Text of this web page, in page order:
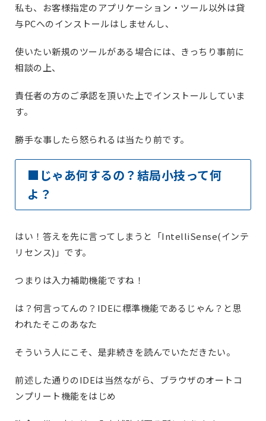
私も、お客様指定のアプリケーション・ツール以外は貸
与PCへのインストールはしませんし、
使いたい新規のツールがある場合には、きっちり事前に
相談の上、
責任者の方のご承認を頂いた上でインストールしていま
す。
勝手な事したら怒られるは当たり前です。
■じゃあ何するの？結局小技って何
よ？
はい！答えを先に言ってしまうと「IntelliSense(インテ
リセンス)」です。
つまりは入力補助機能ですね！
は？何言ってんの？IDEに標準機能であるじゃん？と思
われたそこのあなた
そういう人にこそ、是非続きを読んでいただきたい。
前述した通りのIDEは当然ながら、ブラウザのオートコ
ンプリート機能をはじめ